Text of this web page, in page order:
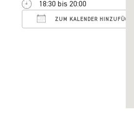
18:30 bis 20:00
ZUM KALENDER HINZUFÜGEN
ICS herunterladen